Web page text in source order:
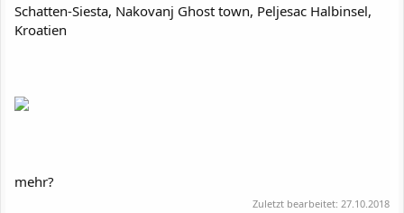
Schatten-Siesta, Nakovanj Ghost town, Peljesac Halbinsel,
Kroatien
mehr?
Zuletzt bearbeitet: 27.10.2018